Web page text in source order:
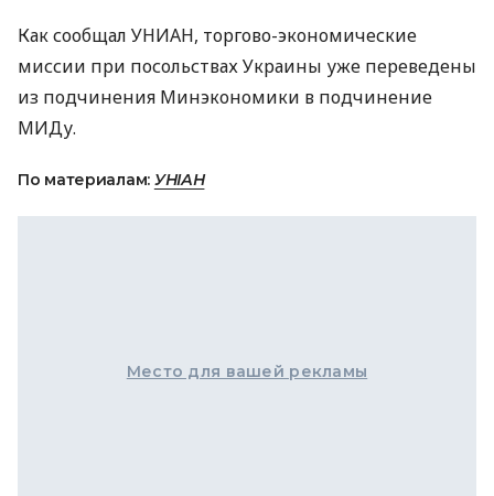
Как сообщал УНИАН, торгово-экономические
миссии при посольствах Украины уже переведены
из подчинения Минэкономики в подчинение
МИДу.
По материалам: УНІАН
Место для вашей рекламы